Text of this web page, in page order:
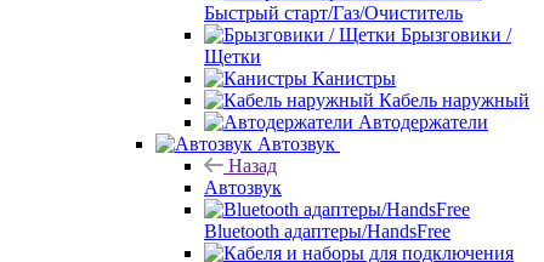
Быстрый старт/Газ/Очиститель
Брызговики /
Щетки
Канистры
Кабель наружный
Автодержатели
Автозвук
Назад
Автозвук
Bluetooth адаптеры/HandsFree